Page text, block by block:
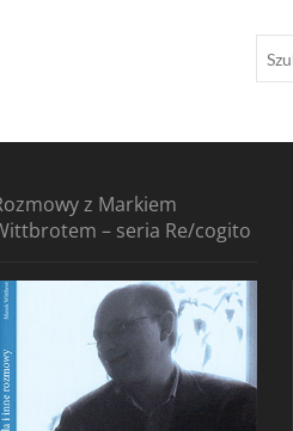
z Markiem
– seria Re/cogito